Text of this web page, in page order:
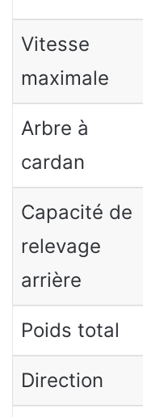
Vitesse
maximale
Arbre à
cardan
Capacité de
relevage
arrière
Poids total
Direction